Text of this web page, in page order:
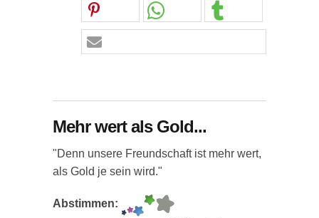
Mehr wert als Gold...
"Denn unsere Freundschaft ist mehr wert,
als Gold je sein wird."
Abstimmen: